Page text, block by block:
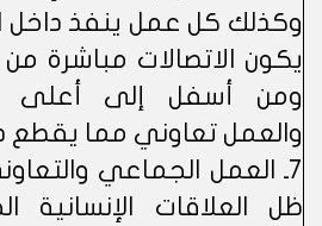
وكذلك كل عمل ينفذ داخل
يكون الاتصالات مباشرة
ومن أسفل إلى أعلى
والعمل تعاوني مما يقطع
7ـ العمل الجماعي
ظل العلاقات الإنسانية